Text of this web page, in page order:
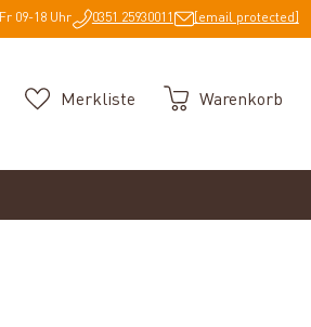
09-18 Uhr 0351 25930011 [email protected]
Merkliste Warenkorb